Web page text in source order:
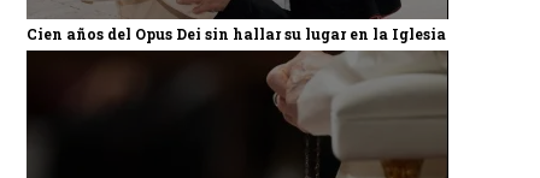
Cien años del Opus Dei sin hallar su lugar en la Iglesia